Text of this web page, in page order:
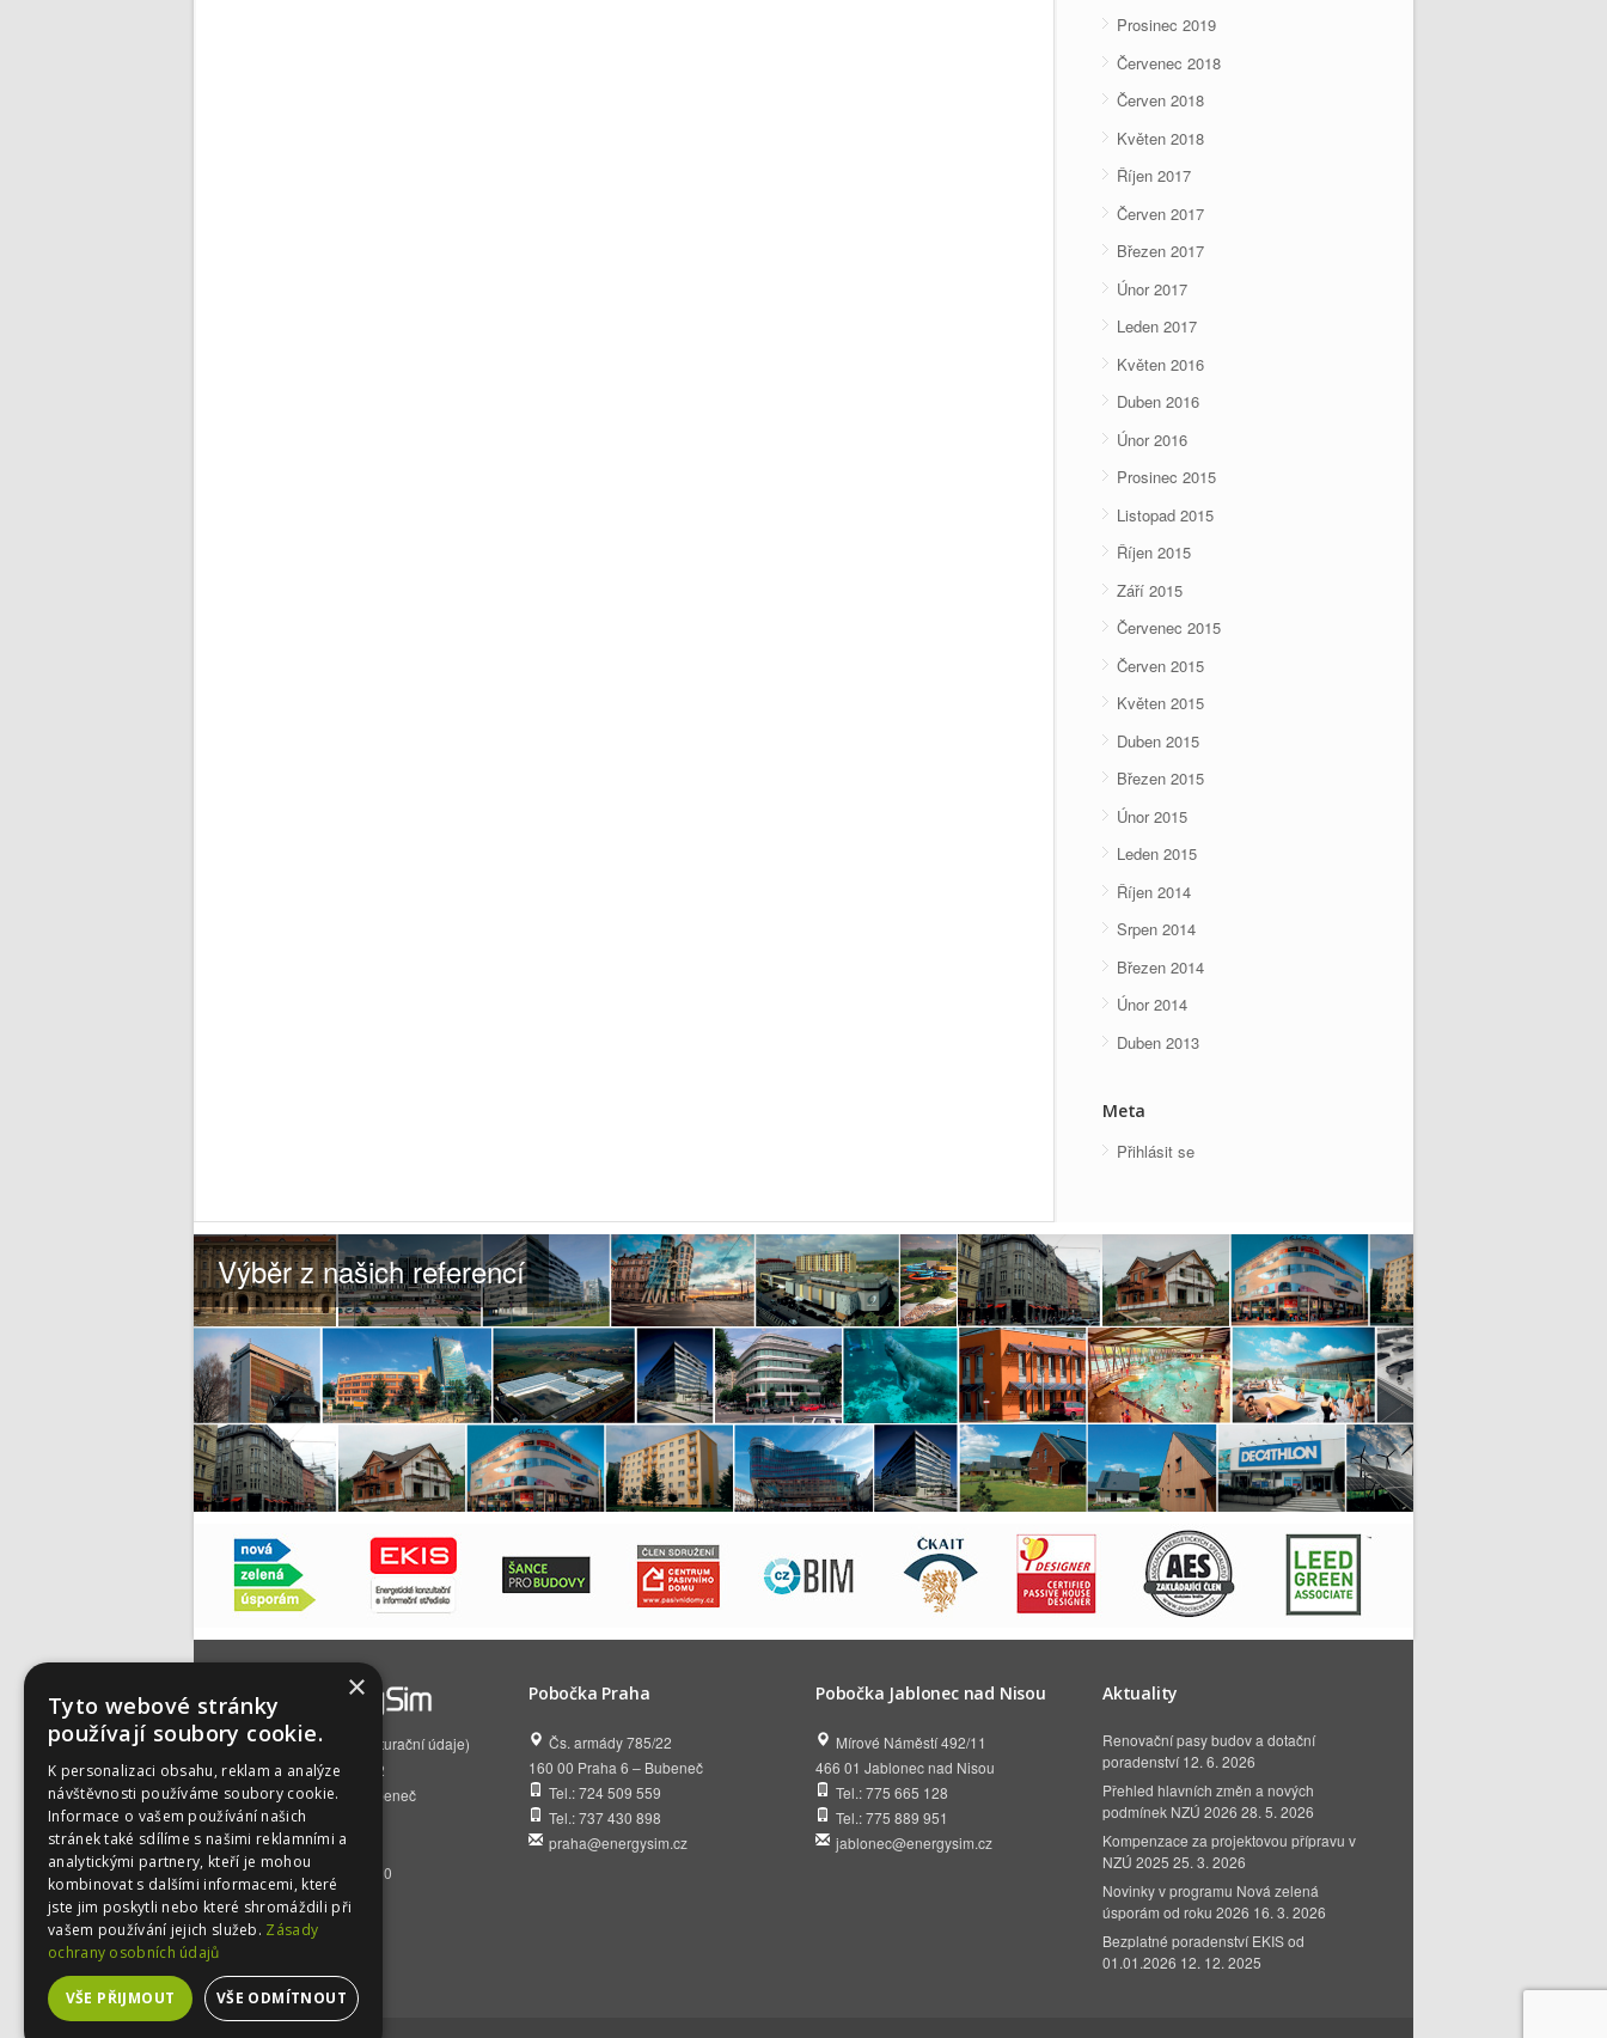
Prosinec 2019
Červenec 2018
Červen 2018
Květen 2018
Říjen 2017
Červen 2017
Březen 2017
Únor 2017
Leden 2017
Květen 2016
Duben 2016
Únor 2016
Prosinec 2015
Listopad 2015
Říjen 2015
Září 2015
Červenec 2015
Červen 2015
Květen 2015
Duben 2015
Březen 2015
Únor 2015
Leden 2015
Říjen 2014
Srpen 2014
Březen 2014
Únor 2014
Duben 2013
Meta
Přihlásit se
Výběr z našich referencí
EnergySim s.r.o.
(fakturační údaje)
Čs. armády 785/22
160 00 Praha 6 – Bubeneč
IČO:01512129
DIČ:CZ01512129
BÚ:2500392716/2010
Pobočka Praha
Čs. armády 785/22
160 00 Praha 6 – Bubeneč
Tel.: 724 509 559
Tel.: 737 430 898
praha@energysim.cz
Pobočka Jablonec nad Nisou
Mírové Náměstí 492/11
466 01 Jablonec nad Nisou
Tel.: 775 665 128
Tel.: 775 889 951
jablonec@energysim.cz
Aktuality
Renovační pasy budov a dotační
poradenství 12. 6. 2026
Přehled hlavních změn a nových
podmínek NZÚ 2026 28. 5. 2026
Kompenzace za projektovou přípravu v
NZÚ 2025 25. 3. 2026
Novinky v programu Nová zelená
úsporám od roku 2026 16. 3. 2026
Bezplatné poradenství EKIS od
01.01.2026 12. 12. 2025
×
Tyto webové stránky
používají soubory cookie.
K personalizaci obsahu, reklam a analýze
návštěvnosti používáme soubory cookie.
Informace o vašem používání našich
stránek také sdílíme s našimi reklamními a
analytickými partnery, kteří je mohou
kombinovat s dalšími informacemi, které
jste jim poskytli nebo které shromáždili při
vašem používání jejich služeb. Zásady
ochrany osobních údajů
VŠE PŘIJMOUT VŠE ODMÍTNOUT